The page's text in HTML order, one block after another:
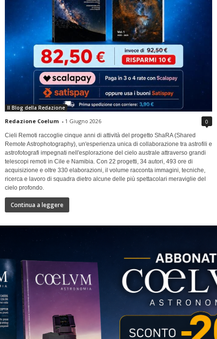
Il Blog della Redazione
Redazione Coelum - 1 Giugno 2026 0
Cieli Remoti raccoglie cinque anni di attività del progetto ShaRA (Shared
Remote Astrophotography), un'esperienza unica di collaborazione tra astrofili e
astrofotografi impegnati nell'esplorazione del cielo australe attraverso grandi
telescopi remoti in Cile e Namibia. Con 22 progetti, 34 autori, 493 ore di
acquisizione e oltre 330 elaborazioni, il volume racconta immagini, tecniche,
ricerca e lavoro di squadra dietro alcune delle più spettacolari meraviglie del
cielo profondo.
Continua a leggere